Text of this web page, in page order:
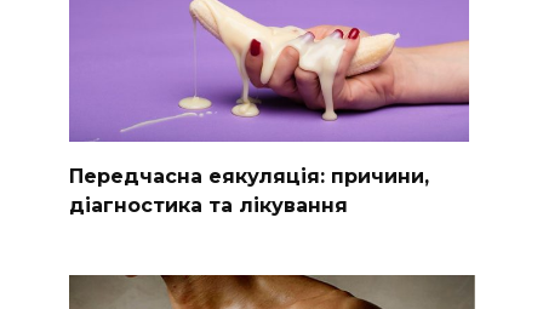
Передчасна еякуляція: причини,
діагностика та лікування